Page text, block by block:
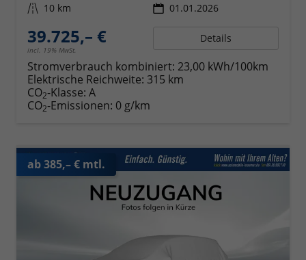
Kilometerstand 10 km 01.01.2026
39.725,– €
incl. 19% MwSt.
Details
Stromverbrauch kombiniert: 23,00 kWh/100km
Elektrische Reichweite: 315 km
CO2-Klasse: A
CO2-Emissionen: 0 g/km
ab 385,– € mtl.